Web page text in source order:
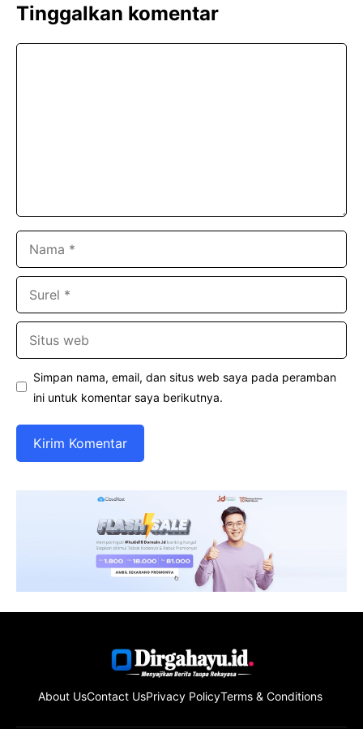
Tinggalkan komentar
Simpan nama, email, dan situs web saya pada peramban
ini untuk komentar saya berikutnya.
About UsContact UsPrivacy PolicyTerms & Conditions